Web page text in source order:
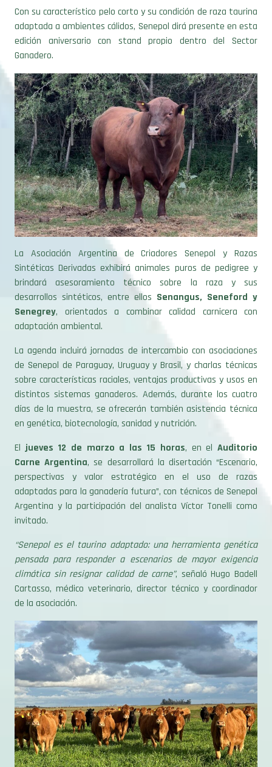
adaptada a ambientes cálidos, Senepol dirá presente en esta
edición aniversario con stand propio dentro del Sector
Ganadero.
La Asociación Argentina de Criadores Senepol y Razas
Sintéticas Derivadas exhibirá animales puros de pedigree y
brindará asesoramiento técnico sobre la raza y sus
desarrollos sintéticos, entre ellos
Senangus, Seneford y
Senegrey, orientados a combinar calidad carnicera con
adaptación ambiental.
La agenda incluirá jornadas de intercambio con asociaciones
de Senepol de Paraguay, Uruguay y Brasil, y charlas técnicas
sobre características raciales, ventajas productivas y usos en
distintos sistemas ganaderos. Además, durante los cuatro
días de la muestra, se ofrecerán también asistencia técnica
en genética, biotecnología, sanidad y nutrición.
El jueves 12 de marzo a las 15 horas, en el
Carne Argentina, se desarrollará la disertación “Escenario,
perspectivas y valor estratégico en el uso de razas
adaptadas para la ganadería futura”, con técnicos de Senepol
Argentina y la participación del analista Víctor Tonelli como
invitado.
“Senepol es el taurino adaptado: una herramienta genética
pensada para responder a escenarios de mayor exigencia
climática sin resignar calidad de carne” , señaló Hugo Badell
Cartasso, médico veterinario, director técnico y coordinador
de la asociación.